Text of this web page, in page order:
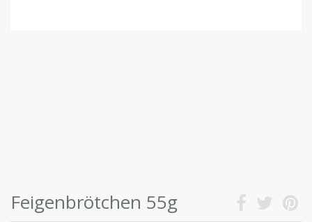
Feigenbrötchen 55g